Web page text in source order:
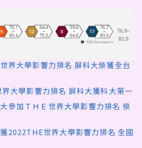
界大學影響力排名 屏科大榮獲全台
大學影響力排名 屏科大獲科大第一
參加ＴＨＥ世界大學影響力排名 榮
2022THE世界大學影響力排名 全國